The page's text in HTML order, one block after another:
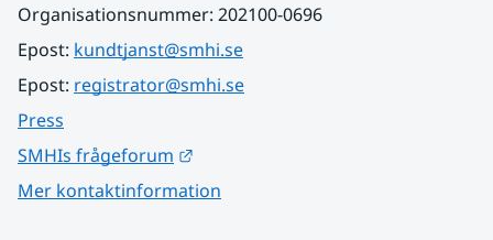
Organisationsnummer: 202100-0696
Epost: kundtjanst@smhi.se
Epost: registrator@smhi.se
Press
SMHIs frågeforum
Mer kontaktinformation